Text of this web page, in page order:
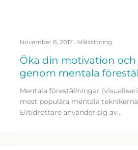
November 8, 2017 · Målsättning
Öka din motivation
genom mentala
Mentala föreställningar
mest populära mentala
Elitidrottare använder sig av…